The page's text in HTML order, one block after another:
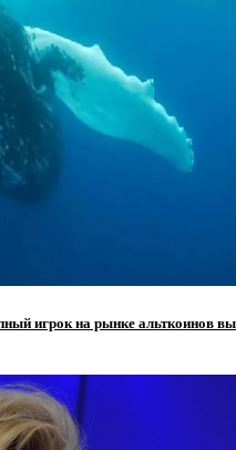
игрок на рынке альткоинов